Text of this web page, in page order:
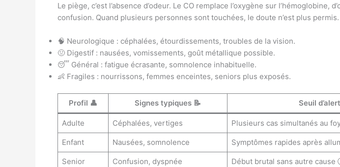
Le piège, c’est l’absence d’odeur. Le CO remplace l’oxygène sur l’hémoglobine,
confusion. Quand plusieurs personnes sont touchées, le doute n’est plus permis.
🧠 Neurologique : céphalées, étourdissements, troubles de la vision.
🤢 Digestif : nausées, vomissements, goût métallique possible.
😴 Général : fatigue écrasante, somnolence inhabituelle.
👶 Fragiles : nourrissons, femmes enceintes, seniors plus exposés.
Profil 👤 Signes typiques 📝 Seuil
Adulte Céphalées, vertiges Plusieurs cas simultanés au
Enfant Nausées, somnolence Symptômes rapides après
Senior Confusion, dyspnée Début brutal sans autre cause